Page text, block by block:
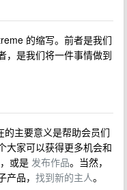
的缩写。前者是我们
，是我们将一件事情做到
主要意义是帮助会员们
大家可以获得更多机会和
，或是 发布作品。当然，
品， 找到新的主人。